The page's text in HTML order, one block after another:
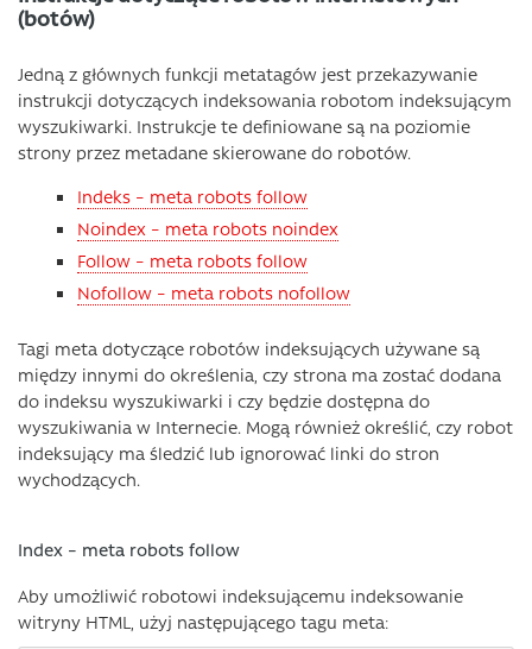
(botów)
Jedną z głównych funkcji metatagów jest przekazywanie
instrukcji dotyczących indeksowania robotom indeksującym
wyszukiwarki. Instrukcje te definiowane są na poziomie
strony przez metadane skierowane do robotów.
Indeks – meta robots follow
Noindex – meta robots noindex
Follow – meta robots follow
Nofollow – meta robots nofollow
Tagi meta dotyczące robotów indeksujących używane są
między innymi do określenia, czy strona ma zostać dodana
do indeksu wyszukiwarki i czy będzie dostępna do
wyszukiwania w Internecie. Mogą również określić, czy robot
indeksujący ma śledzić lub ignorować linki do stron
wychodzących.
Index – meta robots follow
Aby umożliwić robotowi indeksującemu indeksowanie
witryny HTML, użyj następującego tagu meta: